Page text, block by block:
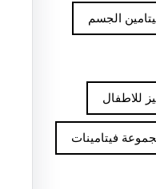
الجسم
للاطفال
فيتامينات